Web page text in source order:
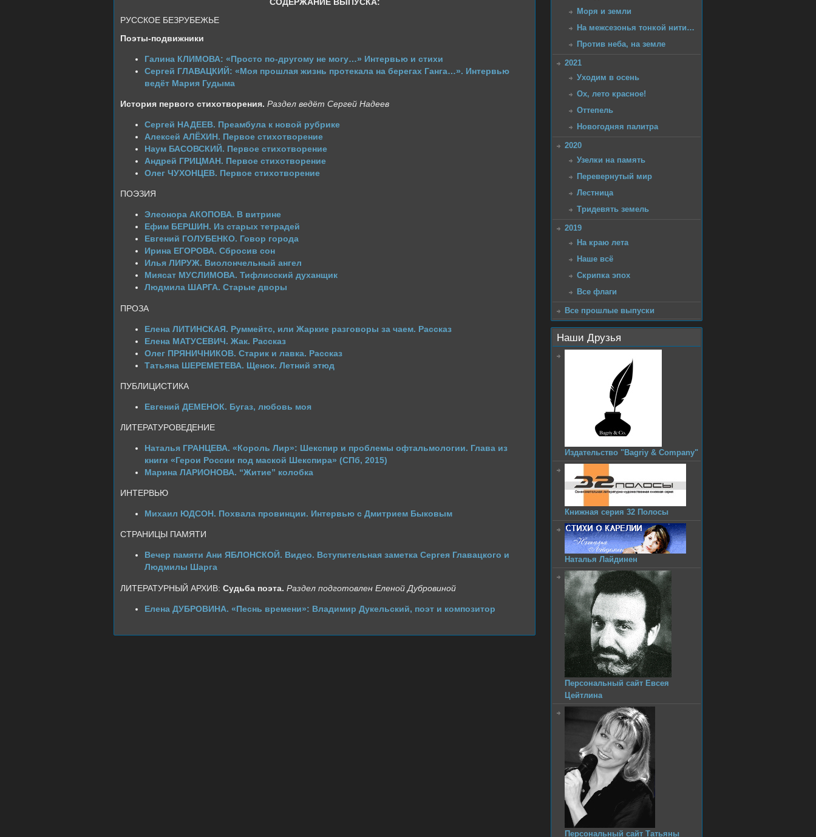
РУССКОЕ БЕЗРУБЕЖЬЕ
Поэты-подвижники
Галина КЛИМОВА: «Просто по-другому не могу…» Интервью и стихи
Сергей ГЛАВАЦКИЙ: «Моя прошлая жизнь протекала на берегах Ганга…». Интервью
ведёт Мария Гудыма
История первого стихотворения. Раздел ведёт Сергей Надеев
Сергей НАДЕЕВ. Преамбула к новой рубрике
Алексей АЛЁХИН. Первое стихотворение
Наум БАСОВСКИЙ. Первое стихотворение
Андрей ГРИЦМАН. Первое стихотворение
Олег ЧУХОНЦЕВ. Первое стихотворение
ПОЭЗИЯ
Элеонора АКОПОВА. В витрине
Ефим БЕРШИН. Из старых тетрадей
Евгений ГОЛУБЕНКО. Говор города
Ирина ЕГОРОВА. Сбросив сон
Илья ЛИРУЖ. Виолончельный ангел
Миясат МУСЛИМОВА. Тифлисский духанщик
Людмила ШАРГА. Старые дворы
ПРОЗА
Елена ЛИТИНСКАЯ. Руммейтс, или Жаркие разговоры за чаем. Рассказ
Елена МАТУСЕВИЧ. Жак. Рассказ
Олег ПРЯНИЧНИКОВ. Старик и лавка. Рассказ
Татьяна ШЕРЕМЕТЕВА. Щенок. Летний этюд
ПУБЛИЦИСТИКА
Евгений ДЕМЕНОК. Бугаз, любовь моя
ЛИТЕРАТУРОВЕДЕНИЕ
Наталья ГРАНЦЕВА. «Король Лир»: Шекспир и проблемы офтальмологии. Глава из
книги «Герои России под маской Шекспира» (СПб, 2015)
Марина ЛАРИОНОВА. “Житие” колобка
ИНТЕРВЬЮ
Михаил ЮДСОН. Похвала провинции. Интервью с Дмитрием Быковым
СТРАНИЦЫ ПАМЯТИ
Вечер памяти Ани ЯБЛОНСКОЙ. Видео. Вступительная заметка Сергея Главацкого и
Людмилы Шарга
ЛИТЕРАТУРНЫЙ АРХИВ: Судьба поэта. Раздел подготовлен Еленой Дубровиной
Елена ДУБРОВИНА. «Песнь времени»: Владимир Дукельский, поэт и композитор
Моря и земли
На межсезонья тонкой нити…
Против неба, на земле
2021
Уходим в осень
Ох, лето красное!
Оттепель
Новогодняя палитра
2020
Узелки на память
Перевернутый мир
Лестница
Тридевять земель
2019
На краю лета
Наше всё
Скрипка эпох
Все флаги
Все прошлые выпуски
Наши Друзья
Издательство "Bagriy & Company"
Книжная серия 32 Полосы
Наталья Лайдинен
Персональный сайт Евсея
Цейтлина
Персональный сайт Татьяны